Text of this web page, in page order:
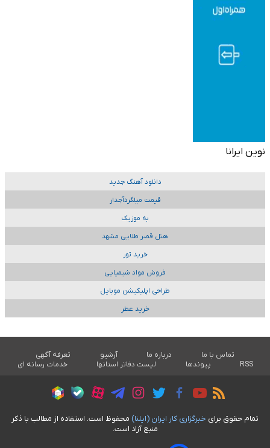
نوین ایرانا
دانلود آهنگ جدید
قیمت میلگردآجدار
به موزیک
هتل قصر طلایی مشهد
خرید تور
فروش مواد شیمیایی
طراحی اپلیکیشن موبایل
خرید عطر
تماس با ما درباره ما آرشیو
تعرفه آگهی
RSS
پیوندها لیست دفاتر استانها خدمات رسانه ای
تمام حقوق برای خبرگزاری کار ايران (ايلنا) محفوظ است. استفاده از مطالب با ذکر
منبع آزاد است.